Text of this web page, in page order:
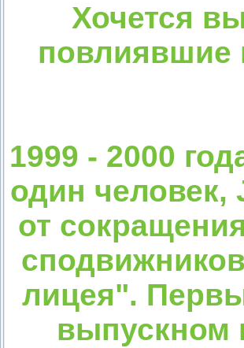
Хочется
повлиявшие
1999 - 2000
один человек,
от
лицея".
выпускном